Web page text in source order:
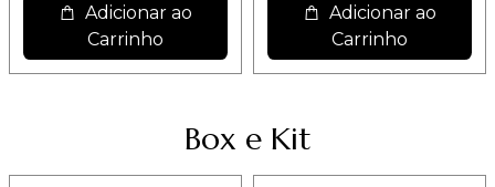
Adicionar ao
Carrinho
Adicionar ao
Carrinho
Box e Kit